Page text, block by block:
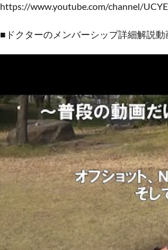
https://www.youtube.com/channel/
■ドクターのメンバーシップ詳細解説動